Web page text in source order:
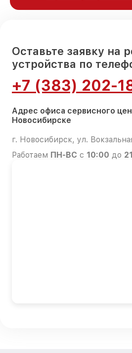
Оставьте заявку на
устройства по
+7 (383) 202-
Адрес офиса сервисного
Новосибирске
г. Новосибирск, ул.
Работаем ПН-ВС с 10:00 до